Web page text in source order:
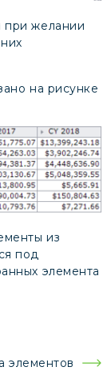
при желании
на рисунке
из
под
элемента
элементов